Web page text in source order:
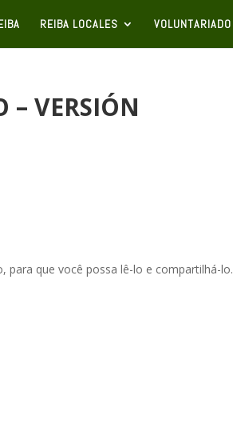
REIBA LOCALES VOLUNTARIADO
– VERSIÓN
para que você possa lê-lo e compartilhá-lo.